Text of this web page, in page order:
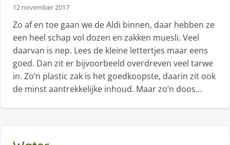
12 november 2017
Zo af en toe gaan we de Aldi binnen, daar hebben ze
een heel schap vol dozen en zakken muesli. Veel
daarvan is nep. Lees de kleine lettertjes maar eens
goed. Dan zit er bijvoorbeeld overdreven veel tarwe
in. Zo’n plastic zak is het goedkoopste, daarin zit ook
de minst aantrekkelijke inhoud. Maar zo’n doos…